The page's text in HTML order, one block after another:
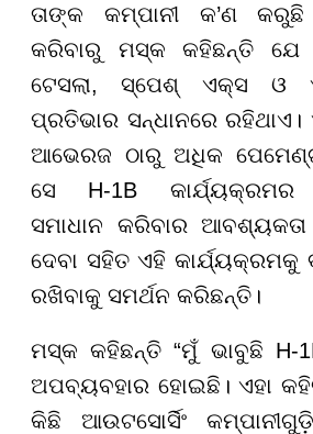
ତାଙ୍କ କମ୍ପାନୀ କ’ଣ
କରିବାରୁ ମସ୍କ କହିଛନ୍ତି ଯେ
ଟେସଲା, ସ୍ପେଶ୍ ଏକ୍ସ ଓ
ପ୍ରତିଭାର ସନ୍ଧାନରେ ରହିଥାଏ।
ଆଭେରଜ ଠାରୁ ଅଧିକ
ସେ H-1B କାର୍ଯ୍ୟକ୍ରମର
ସମାଧାନ କରିବାର
ଦେବା ସହିତ ଏହି କାର୍ଯ୍ୟକ୍ରମକୁ
ରଖିବାକୁ ସମର୍ଥନ କରିଛନ୍ତି।
ମସ୍କ କହିଛନ୍ତି “ମୁଁ ଭାବୁଛି H-
ଅପବ୍ୟବହାର ହୋଇଛି। ଏହା
କିଛି ଆଉଟସୋର୍ସିଂ